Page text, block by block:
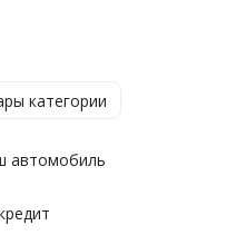
категории
автомобиль